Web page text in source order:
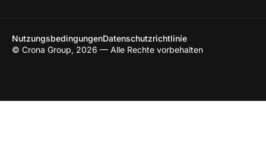
© Crona Group, 2026 — Alle Rechte vorbehalten
NutzungsbedingungenDatenschutzrichtlinie